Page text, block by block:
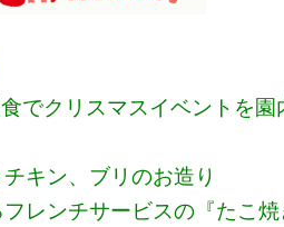
でクリスマスイベントを園
キン、ブリのお造り
レンチサービスの『たこ焼